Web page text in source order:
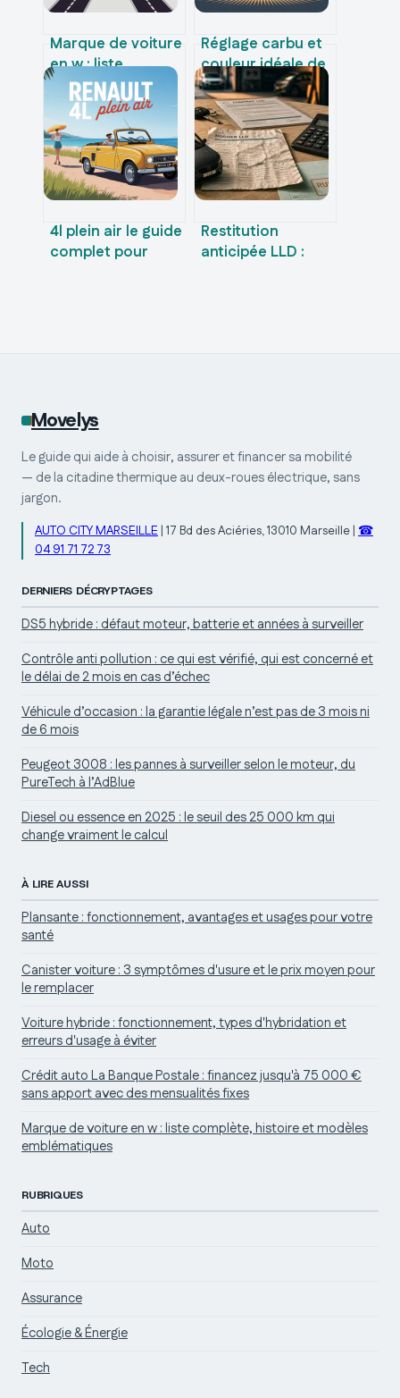
Marque de voiture
en w : liste
complète, histoire
et modèles
emblématiques
Réglage carbu et
couleur idéale de
bougie : le guide
pratique
4l plein air le guide
complet pour
Restitution
anticipée LLD :
Movelys
Le guide qui aide à choisir, assurer et financer sa mobilité
— de la citadine thermique au deux-roues électrique, sans
jargon.
AUTO CITY MARSEILLE | 17 Bd des Aciéries, 13010 Marseille | ☎
04 91 71 72 73
DERNIERS DÉCRYPTAGES
DS5 hybride : défaut moteur, batterie et années à surveiller
Contrôle anti pollution : ce qui est vérifié, qui est concerné et
le délai de 2 mois en cas d’échec
Véhicule d’occasion : la garantie légale n’est pas de 3 mois ni
de 6 mois
Peugeot 3008 : les pannes à surveiller selon le moteur, du
PureTech à l’AdBlue
Diesel ou essence en 2025 : le seuil des 25 000 km qui
change vraiment le calcul
À LIRE AUSSI
Plansante : fonctionnement, avantages et usages pour votre
santé
Canister voiture : 3 symptômes d'usure et le prix moyen pour
le remplacer
Voiture hybride : fonctionnement, types d'hybridation et
erreurs d'usage à éviter
Crédit auto La Banque Postale : financez jusqu'à 75 000 €
sans apport avec des mensualités fixes
Marque de voiture en w : liste complète, histoire et modèles
emblématiques
RUBRIQUES
Auto
Moto
Assurance
Écologie & Énergie
Tech